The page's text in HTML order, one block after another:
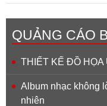
QUẢNG CÁO
THIẾT KẾ ĐỒ HỌA
Album nhạc không
nhiên